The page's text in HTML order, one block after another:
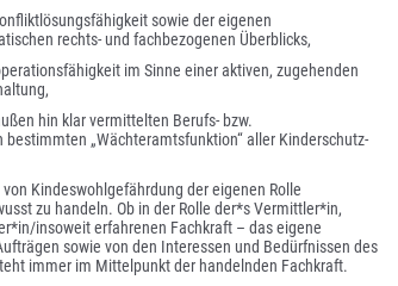
sowie der eigenen
rechts- und fachbezogenen Überblicks,
im Sinne einer aktiven, zugehenden
hin klar vermittelten Berufs- bzw.
„Wächteramtsfunktion“ aller Kinderschutz-
Kindeswohlgefährdung der eigenen Rolle
zu handeln. Ob in der Rolle der*s Vermittler*in,
insoweit erfahrenen Fachkraft – das eigene
sowie von den Interessen und Bedürfnissen des
immer im Mittelpunkt der handelnden Fachkraft.